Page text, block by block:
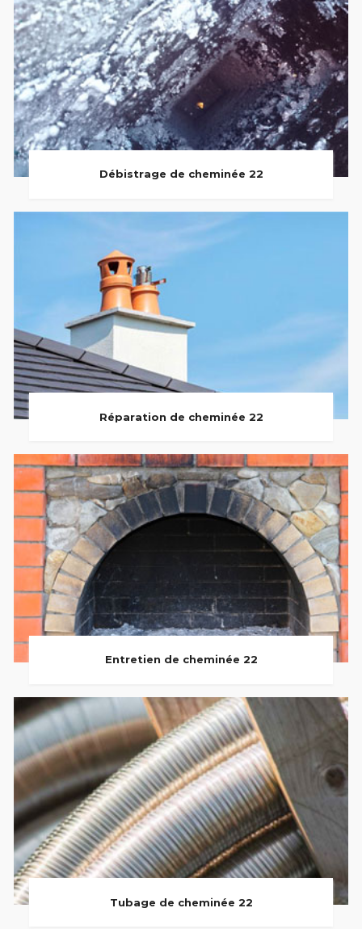
Débistrage de cheminée 22
Réparation de cheminée 22
Entretien de cheminée 22
Tubage de cheminée 22